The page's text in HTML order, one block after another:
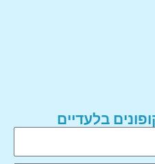
בלעדיים